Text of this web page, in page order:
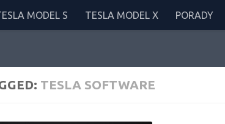
MODEL S TESLA MODEL X PORADY
TESLA SOFTWARE